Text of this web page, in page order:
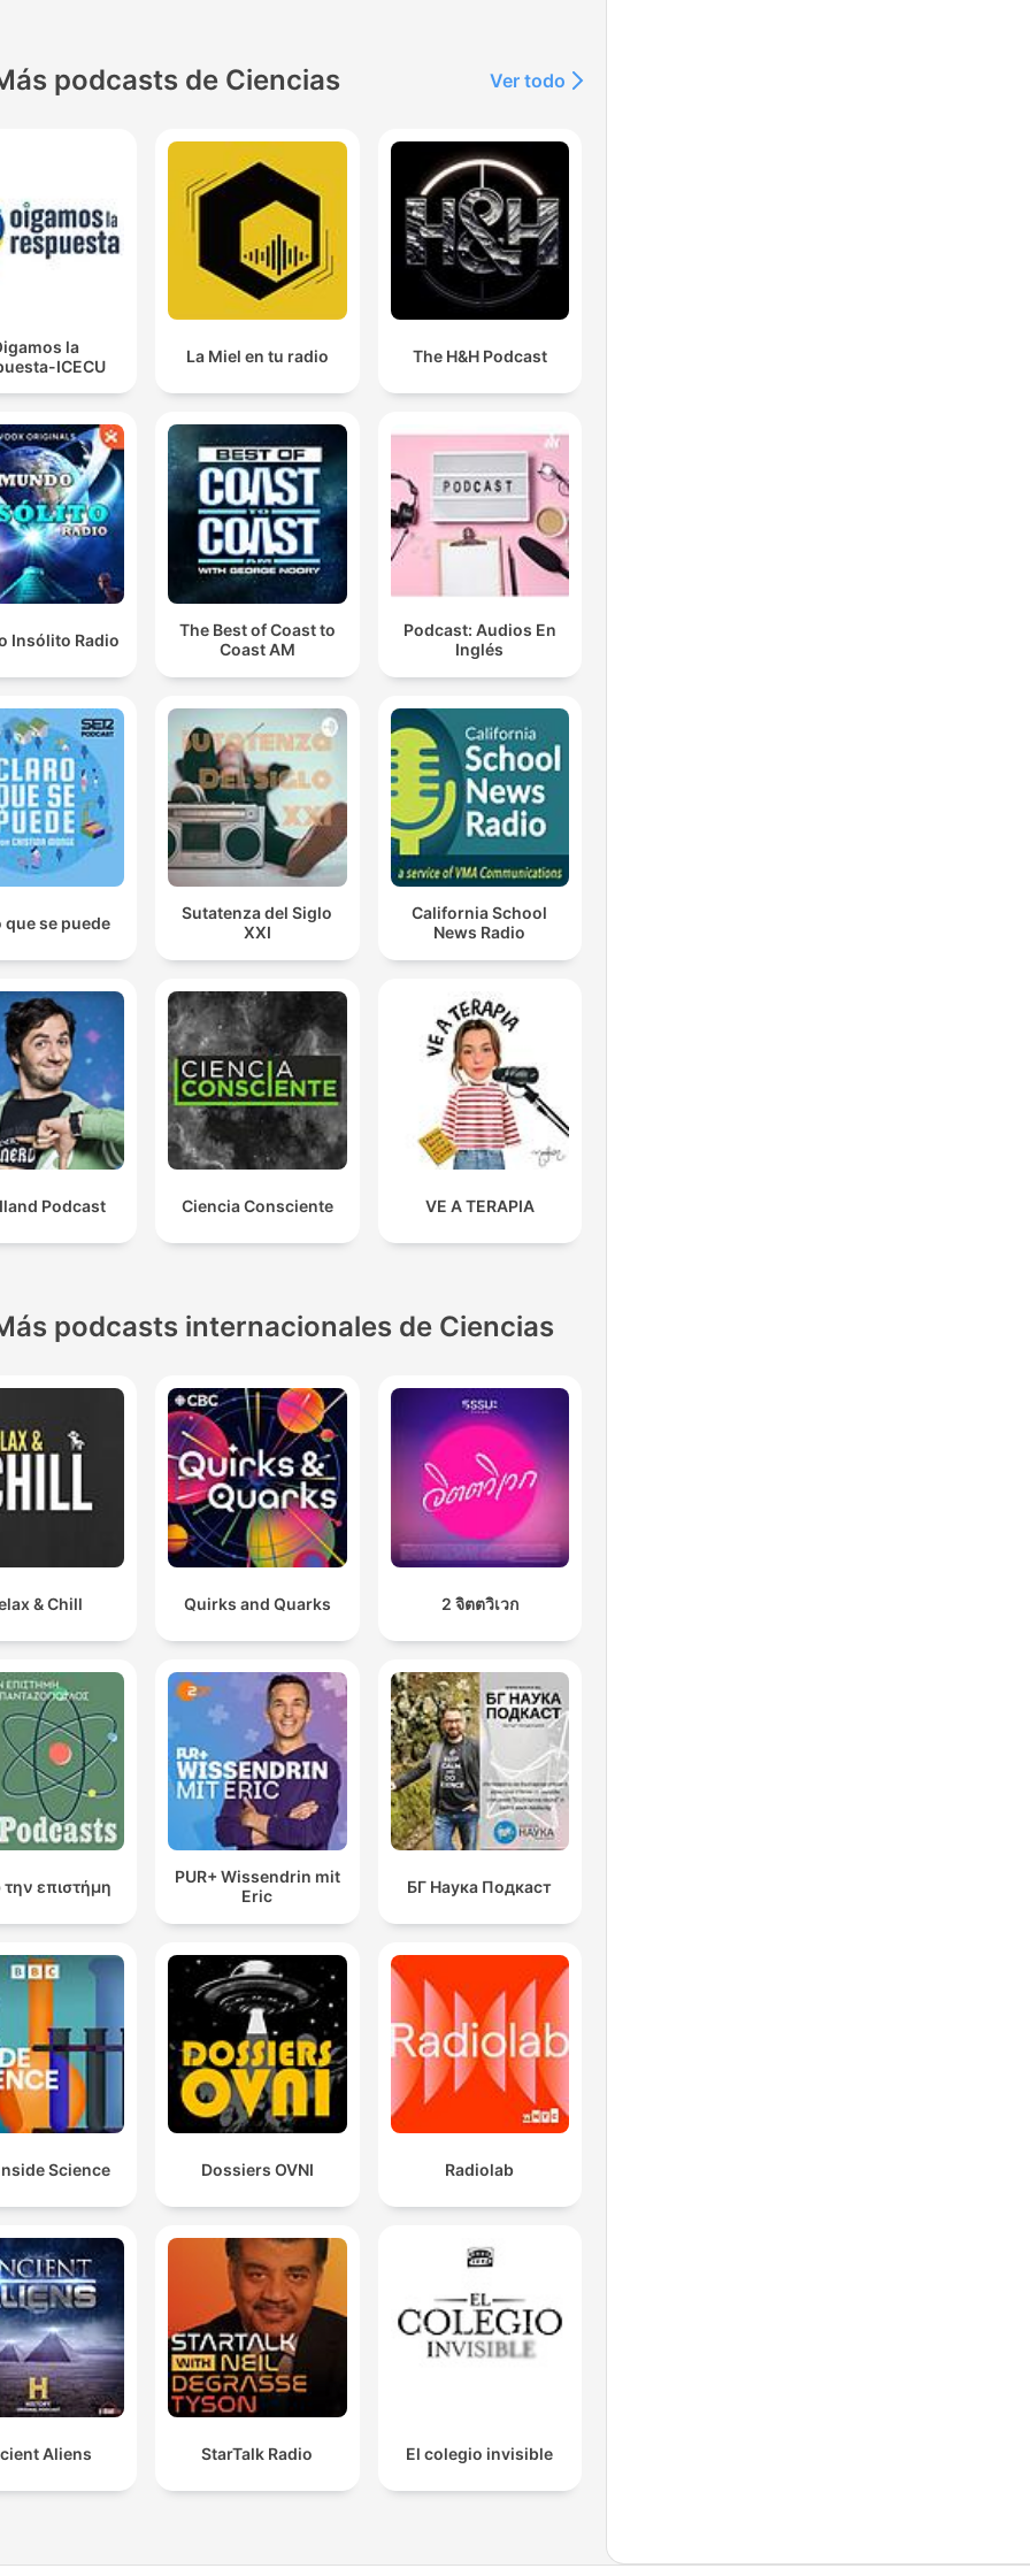
podcasts de Ciencias Ver todo
la
ICECU
La Miel en tu radio The H&H Podcast
Insólito Radio
The Best of Coast to
Coast AM
Podcast: Audios En
Inglés
que se puede
Sutatenza del Siglo
XXI
California School
News Radio
Podcast Ciencia Consciente VE A TERAPIA
podcasts internacionales de Ciencias
& Chill Quirks and Quarks 2 จิตตวิเวก
επιστήμη
PUR+ Wissendrin mit
Eric
БГ Наука Подкаст
Science Dossiers OVNI Radiolab
Aliens StarTalk Radio El colegio invisible